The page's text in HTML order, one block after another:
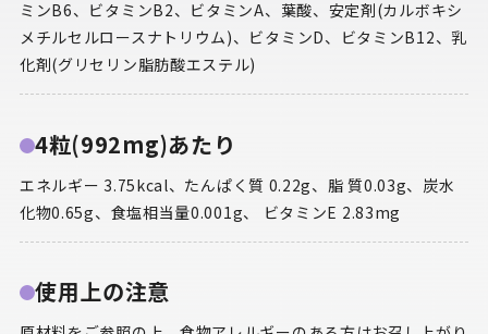
ミンB6、ビタミンB2、ビタミンA、葉酸、安定剤(カルボキシ
メチルセルロースナトリウム)、ビタミンD、ビタミンB12、乳
化剤(グリセリン脂肪酸エステル)
4粒(992mg)あたり
エネルギー 3.75kcal、たんぱく質 0.22g、脂 質0.03g、炭水
化物0.65g、食塩相当量0.001g、 ビタミンE 2.83mg
使用上の注意